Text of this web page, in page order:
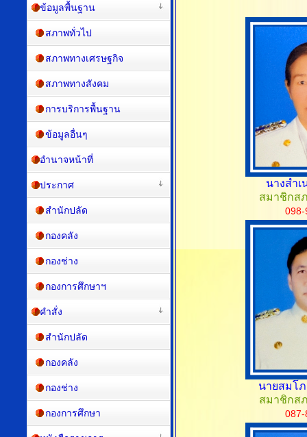
นางสำเ
สมาชิกส
098-
นายสมโ
สมาชิกส
087-
ข้อมูลพื้นฐาน
สภาพทั่วไป
สภาพทางเศรษฐกิจ
สภาพทางสังคม
การบริการพื้นฐาน
ข้อมูลอื่นๆ
อำนาจหน้าที่
ประกาศ
สำนักปลัด
กองคลัง
กองช่าง
กองการศึกษาฯ
คำสั่ง
สำนักปลัด
กองคลัง
กองช่าง
กองการศึกษา